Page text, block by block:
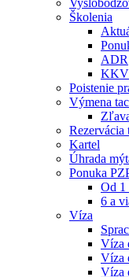
Školenia
ADR
KKV
Poistenie
Výmena
Rezervácia
Kartel
Úhrada
Ponuka
Od 1
6 a
Víza
Víza
Víza
Víza